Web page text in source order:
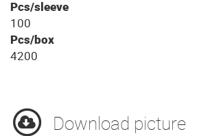
Pcs/sleeve
100
Pcs/box
4200
Download picture